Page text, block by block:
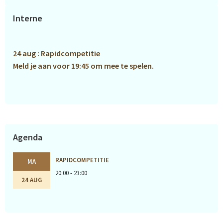
Primaire
Interne
24 aug : Rapidcompetitie
Meld je aan voor 19:45 om mee te spelen.
Agenda
MA
24 AUG
RAPIDCOMPETITIE
20:00 - 23:00